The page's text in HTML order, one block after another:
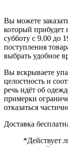
Вы можете
который прибудет
субботу с 9.00 до
поступления
выбрать удобное
Вы вскрываете
целостность и
речь идёт об
примерки
отказаться
Доставка
*Действует